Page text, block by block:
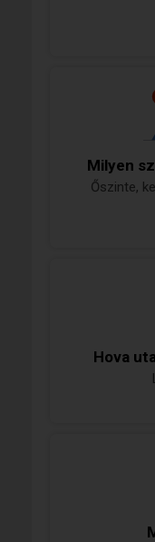
Milyen
Őszinte,
Hova